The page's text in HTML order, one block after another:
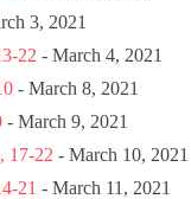
3, 2021
22 - March 4, 2021
- March 8, 2021
- March 9, 2021
17-22 - March 10, 2021
21 - March 11, 2021